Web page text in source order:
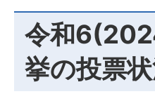
令和
挙の投票